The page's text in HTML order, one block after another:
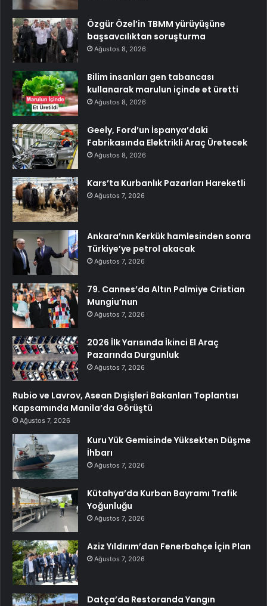
Özgür Özel’in TBMM yürüyüşüne
başsavcılıktan soruşturma
Ağustos 8, 2026
Bilim insanları gen tabancası
kullanarak marulun içinde et üretti
Ağustos 8, 2026
Geely, Ford’un İspanya’daki
Fabrikasında Elektrikli Araç Üretecek
Ağustos 8, 2026
Kars’ta Kurbanlık Pazarları Hareketli
Ağustos 7, 2026
Ankara’nın Kerkük hamlesinden sonra
Türkiye’ye petrol akacak
Ağustos 7, 2026
79. Cannes’da Altın Palmiye Cristian
Mungiu’nun
Ağustos 7, 2026
2026 İlk Yarısında İkinci El Araç
Pazarında Durgunluk
Ağustos 7, 2026
Rubio ve Lavrov, Asean Dışişleri Bakanları Toplantısı
Kapsamında Manila’da Görüştü
Ağustos 7, 2026
Kuru Yük Gemisinde Yüksekten Düşme
İhbarı
Ağustos 7, 2026
Kütahya’da Kurban Bayramı Trafik
Yoğunluğu
Ağustos 7, 2026
Aziz Yıldırım’dan Fenerbahçe İçin Plan
Ağustos 7, 2026
Datça’da Restoranda Yangın